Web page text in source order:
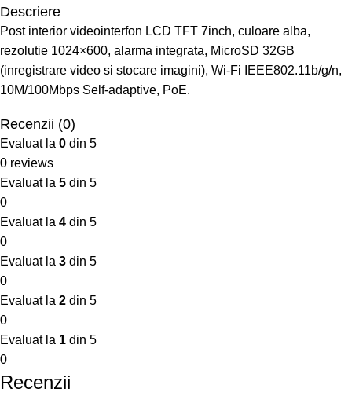
Descriere
Post interior videointerfon LCD TFT 7inch, culoare alba,
rezolutie 1024×600, alarma integrata, MicroSD 32GB
(inregistrare video si stocare imagini), Wi-Fi IEEE802.11b/g/n,
10M/100Mbps Self-adaptive, PoE.
Recenzii (0)
Evaluat la 0 din 5
0 reviews
Evaluat la 5 din 5
0
Evaluat la 4 din 5
0
Evaluat la 3 din 5
0
Evaluat la 2 din 5
0
Evaluat la 1 din 5
0
Recenzii